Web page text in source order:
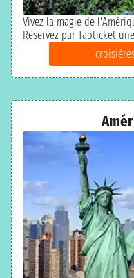
Vivez la magie de
Réservez par Taoticket